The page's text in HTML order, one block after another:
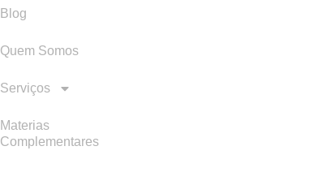
Blog
Quem Somos
Serviços
Materias
Complementares